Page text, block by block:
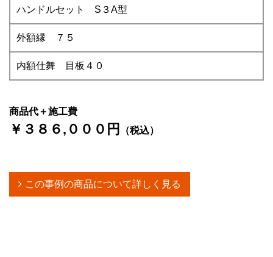
ハンドルセット S３A型
外額縁 ７５
内額仕舞 目板４０
商品代＋施工費
￥３８６,０００円 （税込）
この事例の商品について詳しく見る